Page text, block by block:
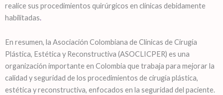
realice sus procedimientos quirúrgicos en clínicas debidamente
habilitadas.
En resumen, la Asociación Colombiana de Clínicas de Cirugía
Plástica, Estética y Reconstructiva (ASOCLICPER) es una
organización importante en Colombia que trabaja para mejorar la
calidad y seguridad de los procedimientos de cirugía plástica,
estética y reconstructiva, enfocados en la seguridad del paciente.